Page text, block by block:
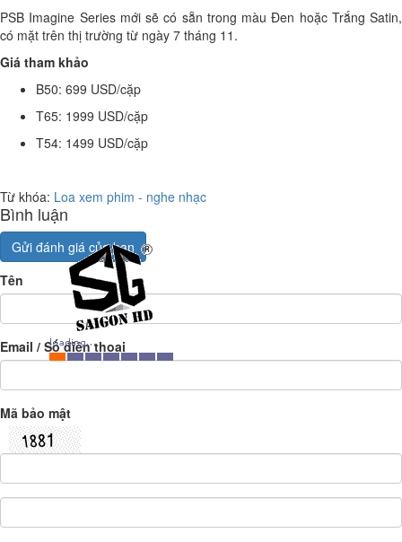
PSB Imagine Series mới sẽ có sẵn trong màu Đen hoặc Trắng Satin,
có mặt trên thị trường từ ngày 7 tháng 11.
Giá tham khảo
B50: 699 USD/cặp
T65: 1999 USD/cặp
T54: 1499 USD/cặp
Từ khóa: Loa xem phim - nghe nhạc
Bình luận
Gửi đánh giá của bạn
Tên
Email / Số điện thoại
Mã bảo mật